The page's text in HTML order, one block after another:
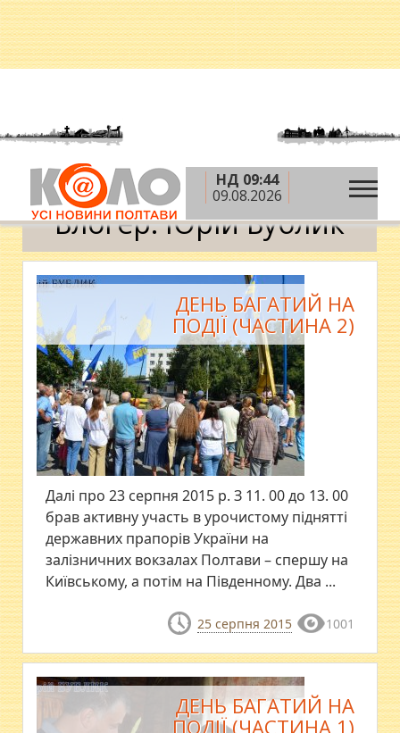
НД 09:44
09.08.2026
Головна » Блоги » Юрій Бублик
Блогер: Юрій Бублик
ДЕНЬ БАГАТИЙ НА
ПОДІЇ (ЧАСТИНА 2)
Далі про 23 серпня 2015 р. З 11. 00 до 13. 00
брав активну участь в урочистому піднятті
державних прапорів України на
залізничних вокзалах Полтави – спершу на
Київському, а потім на Південному. Два ...
25 серпня 2015 1001
ДЕНЬ БАГАТИЙ НА
ПОДІЇ (ЧАСТИНА 1)